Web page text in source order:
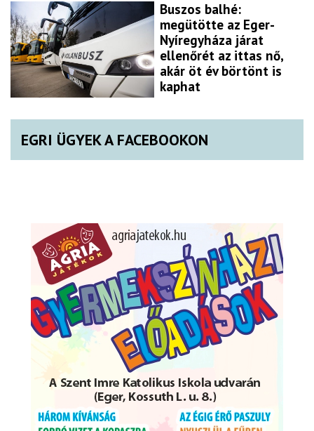
Buszos balhé:
megütötte az Eger-
Nyíregyháza járat
ellenőrét az ittas nő,
akár öt év börtönt is
kaphat
EGRI ÜGYEK A FACEBOOKON